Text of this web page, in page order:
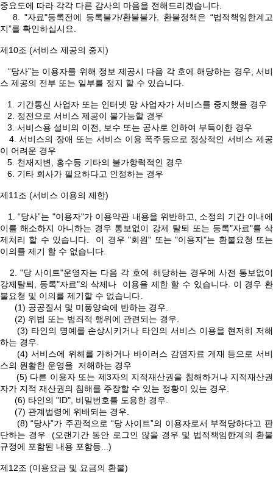
중요도에 따라 각각 다른 감사의 마음을 전해드리겠습니다.
8. "자료"등록전에 등록불가/환불불가, 환불정책은 “법적책임한계고
지”를 확인하십시요.
제10조 (서비스 제공의 중지)
“당사”는 이용자를 위해 정보 제공시 다음 각 호에 해당하는 경우, 서비
스 제공의 전부 또는 일부를 정지 할 수 있습니다.
1. 기간통신 사업자 또는 인터넷 망 사업자가 서비스를 중지했을 경우
2. 정전으로 서비스 제공이 불가능할 경우
3. 서비스용 설비의 이전, 보수 또는 공사로 인하여 부득이한 경우
4. 서비스의 장애 또는 서비스 이용 폭주등으로 정상적인 서비스 제공
이 어려운 경우
5. 천재지변, 홍수등 기타의 불가항력적인 경우
6. 기타 회사가 필요하다고 인정하는 경우
제11조 (서비스 이용의 제한)
1. “당사”는 "이용자"가 이용약관 내용을 위반하고, 소정의 기간 이내에
이를 해소하지 아니하는 경우 통보없이 강제 탈퇴 또는 등록"자료"를 삭
제처리 할 수 있습니다. 이 경우 "회원" 또는 "이용자"는 환불요청 또는
이의를 제기 할 수 없습니다.
2. "당 사이트"운영자는 다음 각 호에 해당하는 경우에 사전 통보없이
강제탈퇴, 등록"자료"의 삭제나 이용을 제한 할 수 있습니다. 이 경우 환
불요청 및 이의를 제기할 수 없습니다.
(1) 공공질서 및 미풍양속에 반하는 경우.
(2) 위법 또는 범죄적 행위에 관련되는 경우.
(3) 타인의 명예를 손상시키거나 타인의 서비스 이용을 현저히 저해
하는 경우.
(4) 서비스에 위해를 가하거나 바이러스 감염자료 게재 등으로 서비
스의 원활한 운영을 저해하는 경우
(5) 다른 이용자 또는 제3자의 지적재산권을 침해하거나 지적재산권
자가 지적 재산권의 침해를 주장할 수 있는 정황이 있는 경우.
(6) 타인의 "ID", 비밀번호를 도용한 경우.
(7) 관계법령에 위배되는 경우.
(8) “당사”가 주관적으로 “당 사이트”의 이용자로서 부적당하다고 판
단하는 경우 (오랜기간 동안 로그인 않을 경우 및 법적책임한계의 환불
규정에 포함된 내용 포함등...)
제12조 (이용요금 및 요금의 환불)